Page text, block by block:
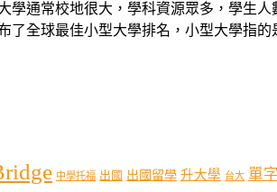
通常校地很大，學科資源眾多，學生
全球最佳小型大學排名，小型大學指
中學托福 出國 出國留學 升大學 台大 單字